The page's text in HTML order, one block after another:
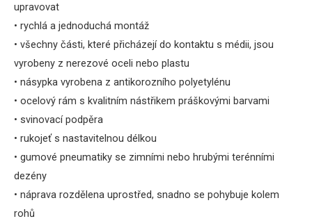
upravovat
• rychlá a jednoduchá montáž
• všechny části, které přicházejí do kontaktu s médii, jsou
vyrobeny z nerezové oceli nebo plastu
• násypka vyrobena z antikorozního polyetylénu
• ocelový rám s kvalitním nástřikem práškovými barvami
• svinovací podpěra
• rukojeť s nastavitelnou délkou
• gumové pneumatiky se zimními nebo hrubými terénními
dezény
• náprava rozdělena uprostřed, snadno se pohybuje kolem
rohů